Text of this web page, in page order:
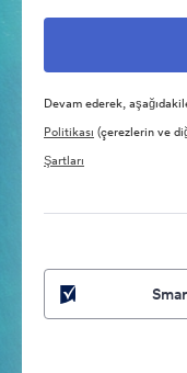
Devam ederek,
Politikası (çerezlerin ve
Şartları